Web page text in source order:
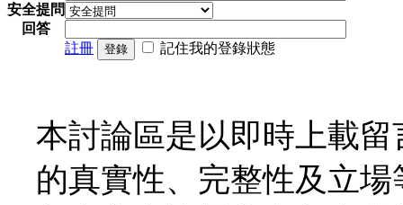
安全提問
回答
註冊
登錄 記住我的登錄狀態
本討論區是以即時上載
的真實性、完整性及立